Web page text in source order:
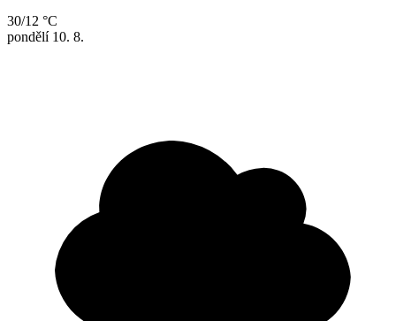
30/12 °C
pondělí 10. 8.